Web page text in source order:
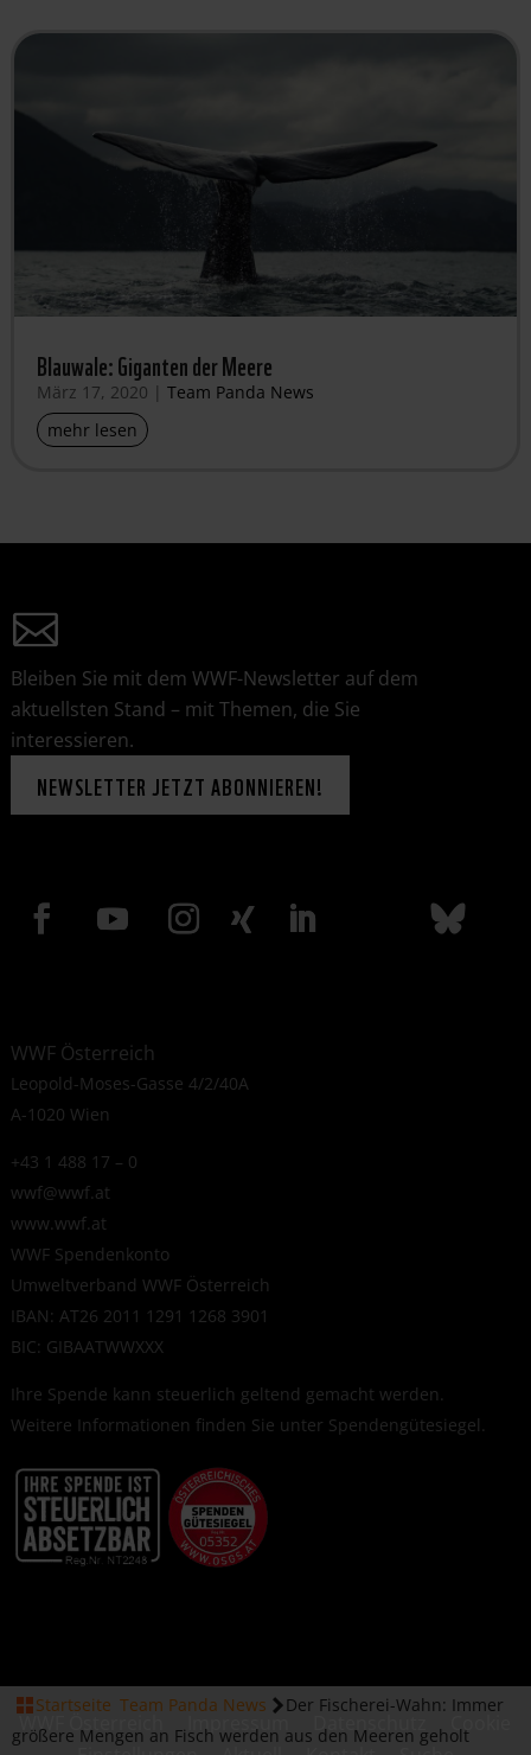
Blauwale: Giganten der Meere
März 17, 2020 | Team Panda News
mehr lesen
Bleiben Sie mit dem WWF-Newsletter auf dem
aktuellsten Stand – mit Themen, die Sie
interessieren.
NEWSLETTER JETZT ABONNIEREN!
WWF Österreich
Leopold-Moses-Gasse 4/2/40A
A-1020 Wien
+43 1 488 17 – 0
wwf@wwf.at
www.wwf.at
WWF Spendenkonto
Umweltverband WWF Österreich
IBAN: AT26 2011 1291 1268 3901
BIC: GIBAATWWXXX
Ihre Spende kann steuerlich geltend gemacht werden.
Weitere Informationen finden Sie unter Spendengütesiegel.
WWF Österreich Impressum Datenschutz
Cookie
Startseite Team Panda News
Der Fischerei-Wahn: Immer
größere Mengen an Fisch werden aus den Meeren geholt